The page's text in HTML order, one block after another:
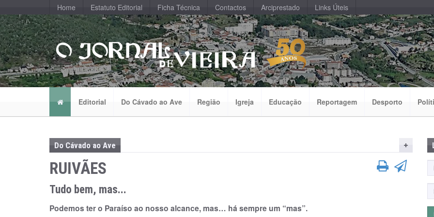
Home Estatuto Editorial Ficha Técnica Contactos Arciprestado Links Úteis
Editorial Do Cávado ao Ave Região Igreja Educação Reportagem Desporto
Do Cávado ao Ave
RUIVÃES
Tudo bem, mas...
Podemos ter o Paraíso ao nosso alcance, mas… há sempre um “mas”.